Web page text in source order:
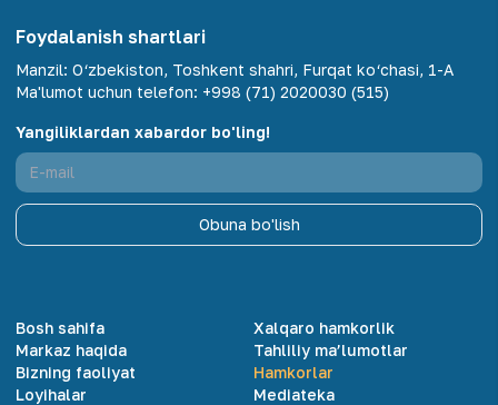
Foydalanish shartlari
Manzil: O‘zbekiston, Toshkent shahri, Furqat ko‘chasi, 1-A
Ma'lumot uchun telefon: +998 (71) 2020030 (515)
Yangiliklardan xabardor bo'ling!
Obuna bo'lish
Bosh sahifa
Markaz haqida
Bizning faoliyat
Loyihalar
Xalqaro hamkorlik
Tahliliy ma’lumotlar
Hamkorlar
Mediateka